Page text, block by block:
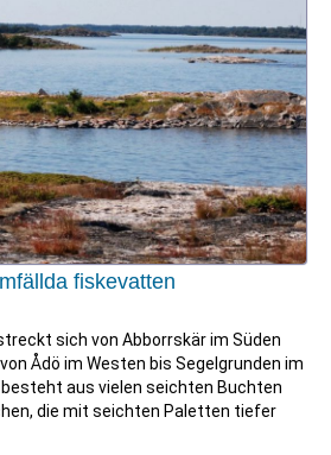
fiskevatten
sich von Abborrskär im Süden
Ådö im Westen bis Segelgrunden im
aus vielen seichten Buchten
die mit seichten Paletten tiefer